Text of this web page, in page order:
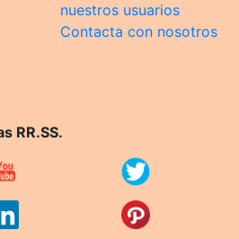
nuestros usuarios
Contacta con nosotros
RR.SS.